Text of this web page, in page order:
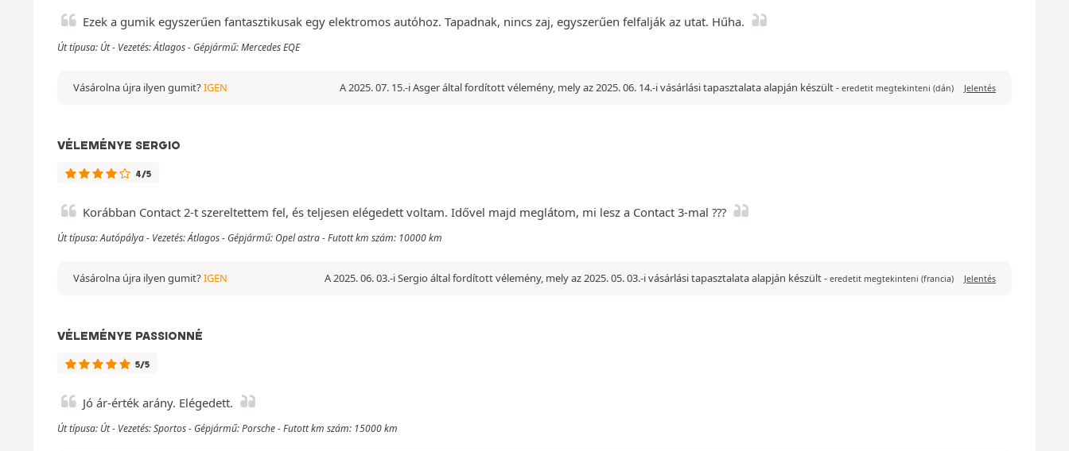
Ezek a gumik egyszerűen fantasztikusak egy elektromos autóhoz. Tapadnak, nincs zaj, egyszerűen felfalják az utat. Hűha.
Út típusa: Út - Vezetés: Átlagos - Gépjármű: Mercedes EQE
A 2025. 07. 15.-i Asger által fordított vélemény, mely az 2025. 06. 14.-i vásárlási tapasztalata alapján készült- eredetit megtekinteni (dán) Jelentés
Vásárolna újra ilyen gumit?IGEN
VÉLEMÉNYE SERGIO
4/5
Korábban Contact 2-t szereltettem fel, és teljesen elégedett voltam. Idővel majd meglátom, mi lesz a Contact 3-mal ???
Út típusa: Autópálya - Vezetés: Átlagos - Gépjármű: Opel astra - Futott km szám: 10000 km
A 2025. 06. 03.-i Sergio által fordított vélemény, mely az 2025. 05. 03.-i vásárlási tapasztalata alapján készült- eredetit megtekinteni (francia) Jelentés
Vásárolna újra ilyen gumit?IGEN
VÉLEMÉNYE PASSIONNÉ
5/5
Jó ár-érték arány. Elégedett.
Út típusa: Út - Vezetés: Sportos - Gépjármű: Porsche - Futott km szám: 15000 km